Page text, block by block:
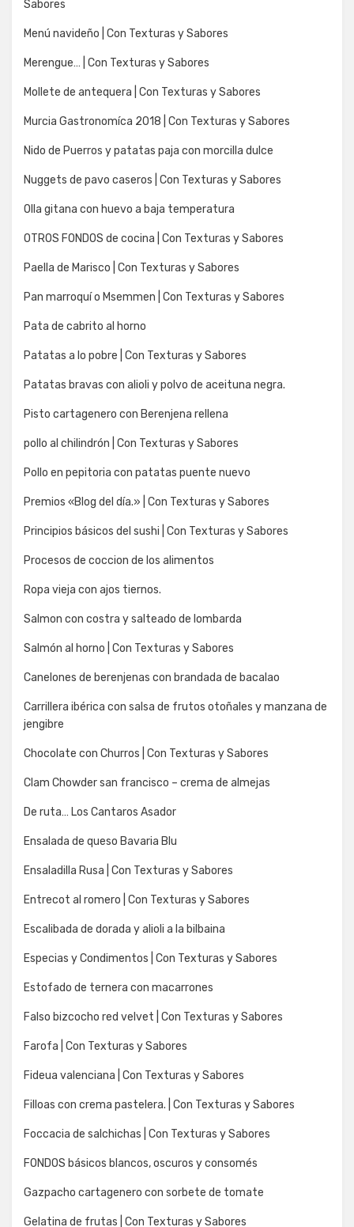
Sabores
Menú navideño | Con Texturas y Sabores
Merengue… | Con Texturas y Sabores
Mollete de antequera | Con Texturas y Sabores
Murcia Gastronomíca 2018 | Con Texturas y Sabores
Nido de Puerros y patatas paja con morcilla dulce
Nuggets de pavo caseros | Con Texturas y Sabores
Olla gitana con huevo a baja temperatura
OTROS FONDOS de cocina | Con Texturas y Sabores
Paella de Marisco | Con Texturas y Sabores
Pan marroquí o Msemmen | Con Texturas y Sabores
Pata de cabrito al horno
Patatas a lo pobre | Con Texturas y Sabores
Patatas bravas con alioli y polvo de aceituna negra.
Pisto cartagenero con Berenjena rellena
pollo al chilindrón | Con Texturas y Sabores
Pollo en pepitoria con patatas puente nuevo
Premios «Blog del día.» | Con Texturas y Sabores
Principios básicos del sushi | Con Texturas y Sabores
Procesos de coccion de los alimentos
Ropa vieja con ajos tiernos.
Salmon con costra y salteado de lombarda
Salmón al horno | Con Texturas y Sabores
Canelones de berenjenas con brandada de bacalao
Carrillera ibérica con salsa de frutos otoñales y manzana de
jengibre
Chocolate con Churros | Con Texturas y Sabores
Clam Chowder san francisco – crema de almejas
De ruta… Los Cantaros Asador
Ensalada de queso Bavaria Blu
Ensaladilla Rusa | Con Texturas y Sabores
Entrecot al romero | Con Texturas y Sabores
Escalibada de dorada y alioli a la bilbaina
Especias y Condimentos | Con Texturas y Sabores
Estofado de ternera con macarrones
Falso bizcocho red velvet | Con Texturas y Sabores
Farofa | Con Texturas y Sabores
Fideua valenciana | Con Texturas y Sabores
Filloas con crema pastelera. | Con Texturas y Sabores
Foccacia de salchichas | Con Texturas y Sabores
FONDOS básicos blancos, oscuros y consomés
Gazpacho cartagenero con sorbete de tomate
Gelatina de frutas | Con Texturas y Sabores